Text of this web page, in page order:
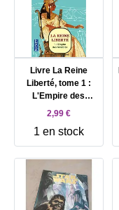
Livre La Reine
Liberté, tome 1 :
L'Empire des
ténèbres
2,99 €
1 en stock